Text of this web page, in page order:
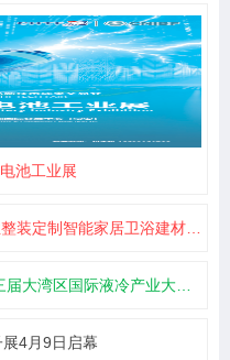
体产业创新与合作的核心舞
品牌展会，本届深圳国际半
用展览会，是深圳电子展核
。今年，我们以更加宏大的
富的内涵，与各位见面： 展
平方米——超大规模展
外半导体头部企业与优质
业创新产品、前沿技术、解
广、产品展示、技术交流、
池工业展
定制智能家居卫浴建材展会
液冷产业大会暨展览会（深圳）
4月9日启幕